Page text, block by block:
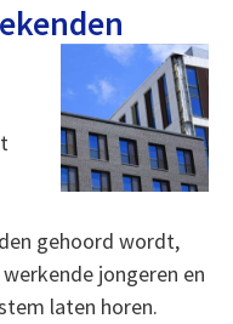
gehoord wordt,
jongeren en
laten horen.